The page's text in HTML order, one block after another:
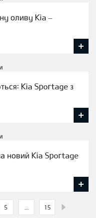
оливу Kia –
Kia Sportage з
новий Kia Sportage
5 15